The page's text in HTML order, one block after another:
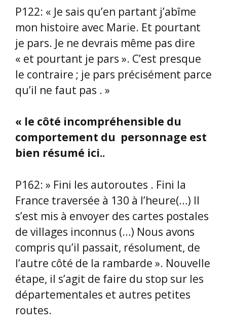
P122: « Je sais qu’en partant j’abîme
mon histoire avec Marie. Et pourtant
je pars. Je ne devrais même pas dire
« et pourtant je pars ». C’est presque
le contraire ; je pars précisément parce
qu’il ne faut pas . »
« le côté incompréhensible du
comportement du personnage est
bien résumé ici..
P162: » Fini les autoroutes . Fini la
France traversée à 130 à l’heure(…) Il
s’est mis à envoyer des cartes postales
de villages inconnus (…) Nous avons
compris qu’il passait, résolument, de
l’autre côté de la rambarde ». Nouvelle
étape, il s’agit de faire du stop sur les
départementales et autres petites
routes.